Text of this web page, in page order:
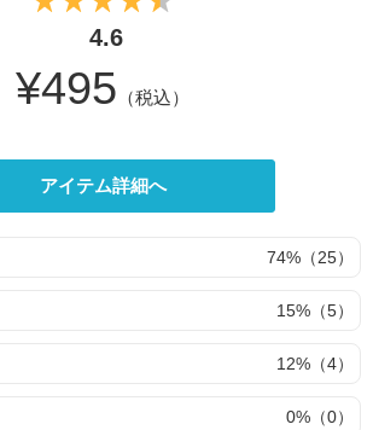
4.6
¥495 （税込）
アイテム詳細へ
74%（25）
15%（5）
12%（4）
0%（0）